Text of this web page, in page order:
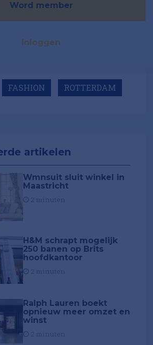
Word member
Inloggen
FASHION ROTTERDAM
artikelen
Wmnsuit sluit winkel in
Maastricht
H&M schrapt mogelijk
250 banen op Brits
hoofdkantoor
Ralph Lauren boekt
opnieuw meer omzet en
winst